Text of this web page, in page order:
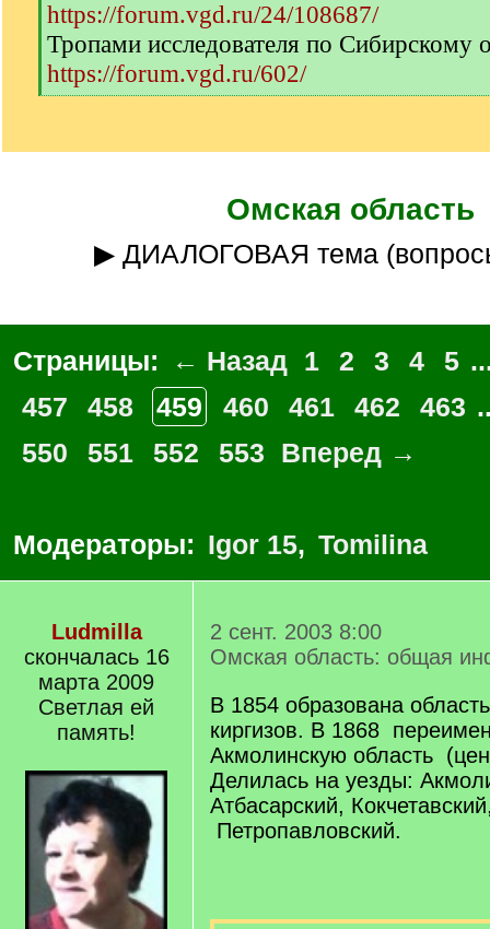
https://forum.vgd.ru/24/108687/
Тропами исследователя по Сибирскому
https://forum.vgd.ru/602/
[
]
Омская область
▶ ДИАЛОГОВАЯ тема
Страницы: ← Назад 1 2 3 4 5
457
458 459 460 461 462 463
550
551 552 553 Вперед →
Модераторы: Igor 15, Tomilina
Ludmilla
скончалась 16
марта 2009
Светлая ей
память!
2 сент. 2003 8:00
Омская область: общая
В 1854 образована
киргизов. В 1868
Акмолинскую область
Делилась на уезды:
Атбасарский,
Петропавловский.